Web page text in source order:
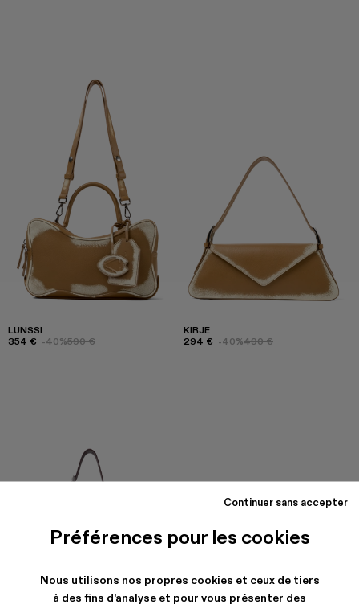
Préférences pour les cookies
Nous utilisons nos propres cookies et ceux de tiers
à des fins d'analyse et pour vous présenter des
Continuer sans accepter
LUNSSI
354 € -40%590 €
KIRJE
294 € -40%490 €